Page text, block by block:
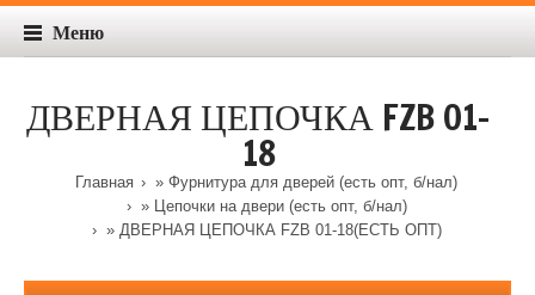
Меню
ДВЕРНАЯ ЦЕПОЧКА FZB 01-
18
Главная » Фурнитура для дверей (есть опт, б/нал)
» Цепочки на двери (есть опт, б/нал)
» ДВЕРНАЯ ЦЕПОЧКА FZB 01-18(ЕСТЬ ОПТ)